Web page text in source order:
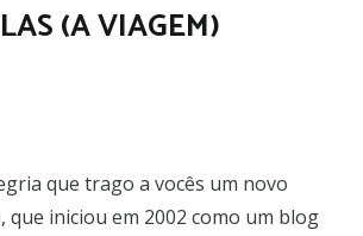
(A VIAGEM)
que trago a vocês um novo
que iniciou em 2002 como um blog